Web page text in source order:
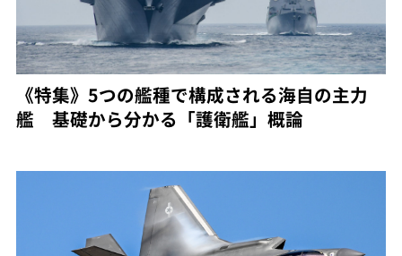
《特集》5つの艦種で構成される海自の主力
艦 基礎から分かる「護衛艦」概論